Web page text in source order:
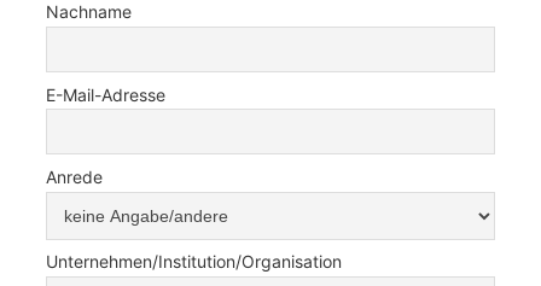
Nachname
E-Mail-Adresse
Anrede
Unternehmen/Institution/Organisation